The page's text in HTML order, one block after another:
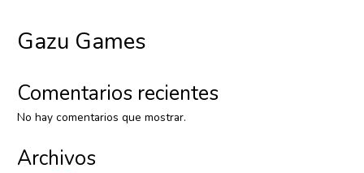
Gazu Games
Comentarios recientes
No hay comentarios que mostrar.
Archivos